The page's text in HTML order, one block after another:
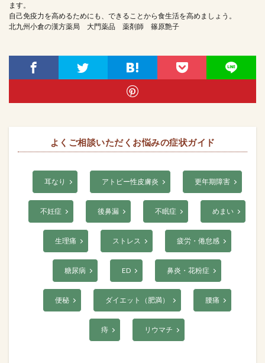
ます。
自己免疫力を高めるためにも、できることから食生活を高めましょう。
北九州小倉の漢方薬局 大門薬品 薬剤師 篠原艶子
よくご相談いただくお悩みの症状ガイド
耳なり アトピー性皮膚炎 更年期障害
不妊症 後鼻漏 不眠症 めまい
生理痛 ストレス 疲労・倦怠感
糖尿病 ED 鼻炎・花粉症
便秘 ダイエット（肥満） 腰痛
痔 リウマチ